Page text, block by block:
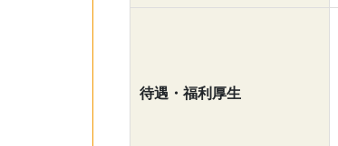
待遇・福利厚生